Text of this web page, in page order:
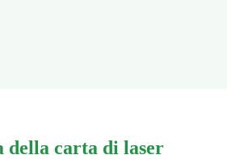
della carta di laser